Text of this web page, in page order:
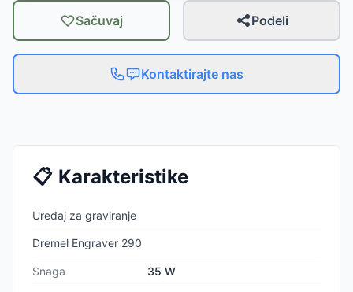
Sačuvaj Podeli
Kontaktirajte nas
📋 Karakteristike
Uređaj za graviranje
Dremel Engraver 290
Snaga 35 W